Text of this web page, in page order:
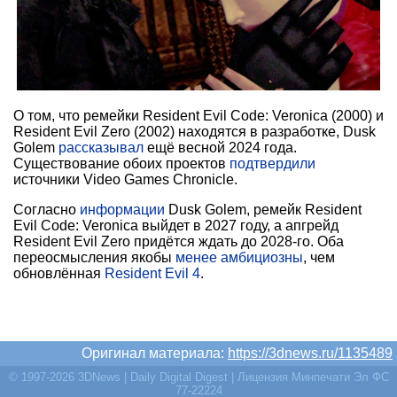
О том, что ремейки Resident Evil Code: Veronica (2000) и
Resident Evil Zero (2002) находятся в разработке, Dusk
Golem рассказывал ещё весной 2024 года.
Существование обоих проектов подтвердили
источники Video Games Chronicle.
Согласно информации Dusk Golem, ремейк Resident
Evil Code: Veronica выйдет в 2027 году, а апгрейд
Resident Evil Zero придётся ждать до 2028-го. Оба
переосмысления якобы менее амбициозны, чем
обновлённая Resident Evil 4.
Оригинал материала: https://3dnews.ru/1135489
© 1997-2026 3DNews | Daily Digital Digest | Лицензия Минпечати Эл ФС
77-22224